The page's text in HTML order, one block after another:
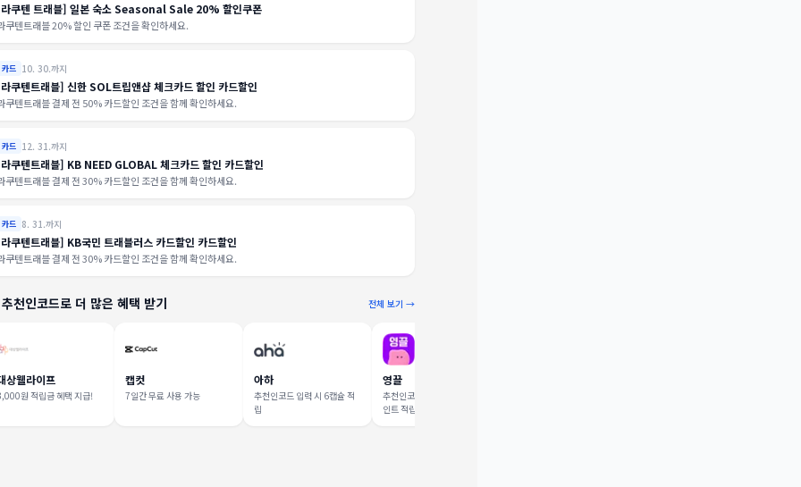
쿠텐 트래블] 일본 숙소 Seasonal Sale 20% 할인쿠폰
쿠텐트래블 20% 할인 쿠폰 조건을 확인하세요.
카드 10. 30.까지
쿠텐트래블] 신한 SOL트립앤샵 체크카드 할인 카드할인
쿠텐트래블 결제 전 50% 카드할인 조건을 함께 확인하세요.
카드 12. 31.까지
쿠텐트래블] KB NEED GLOBAL 체크카드 할인 카드할인
쿠텐트래블 결제 전 30% 카드할인 조건을 함께 확인하세요.
카드 8. 31.까지
쿠텐트래블] KB국민 트래블러스 카드할인 카드할인
쿠텐트래블 결제 전 30% 카드할인 조건을 함께 확인하세요.
천인코드로 더 많은 혜택 받기 전체 보기 →
상웰라이프
원 적립금 혜택 지급!
캡컷
7일간 무료 사용 가능
아하
추천인코드 입력 시 6캡슐 적
립
영끌
추천인코드 입력 시 1,000 포
인트 적립